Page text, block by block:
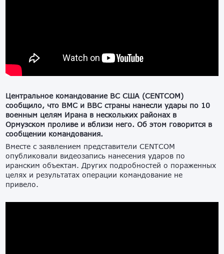
Центральное командование ВС США (CENTCOM)
сообщило, что ВМС и ВВС страны нанесли удары по 10
военным целям Ирана в нескольких районах в
Ормузском проливе и вблизи него. Об этом говорится в
сообщении командования.
Вместе с заявлением представители CENTCOM
опубликовали видеозапись нанесения ударов по
иранским объектам. Других подробностей о пораженных
целях и результатах операции командование не
привело.